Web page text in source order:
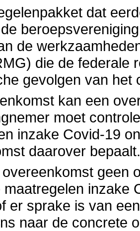
dat
de
die de federale
gevolgen van het
kan een
moet
inzake Covid-19
daarover
geen
inzake
er sprake is van
naar de concrete